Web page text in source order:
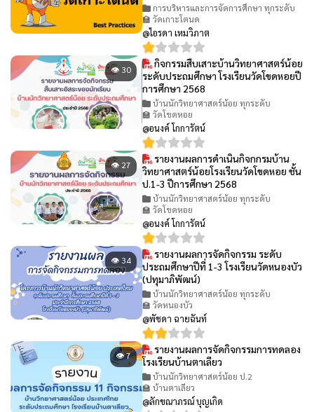
การบริหารและการจัดการศึกษา ทุกระดับ
🏫 วัดเกาะโตนด
@ไอรดา เหมวิภาต
👁 30
กิจกรรมสืบเสาะบ้านวิทยาศาสตร์น้อย
ระดับประถมศึกษา โรงเรียนวัดโขดหอยปี
การศึกษา 2568
บ้านนักวิทยาศาสตร์น้อย ทุกระดับ
🏫 วัดโขดหอย
@อนงค์ โกการัตน์
👁 27
รายงานผลการดำเนินกิจกกรมบ้าน
วิทยาศาสตร์น้อยโรงเรียนวัดโขดหอย ชั้น
ป.1-3 ปีการศึกษา 2568
บ้านนักวิทยาศาสตร์น้อย ทุกระดับ
🏫 วัดโขดหอย
@อนงค์ โกการัตน์
👁 34
รายงานผลการจัดกิจกรรม ระดับ
ประถมศึกษาปีที่ 1-3 โรงเรียนวัดหนองบัว
(ปทุมาภิพัฒน์)
บ้านนักวิทยาศาสตร์น้อย ทุกระดับ
🏫 วัดหนองบัว
@พัชดา ฉายฉันท์
👁 7
รายงานผลการจัดกิจกรรมการทดลอง
โรงเรียนบ้านตาเลียว
บ้านนักวิทยาศาสตร์น้อย ป.2
🏫 บ้านตาเลียว
@ลักขณาภรณ์ บุญเกิด